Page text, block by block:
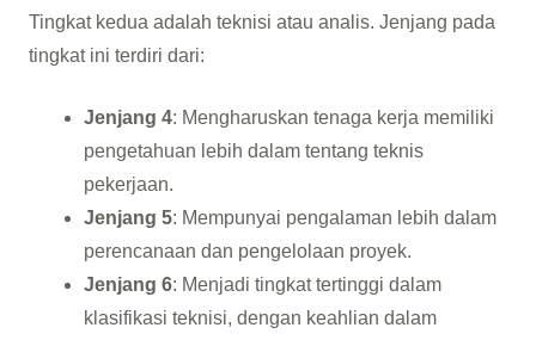
Tingkat kedua adalah teknisi atau analis. Jenjang pada
tingkat ini terdiri dari:
Jenjang 4: Mengharuskan tenaga kerja memiliki
pengetahuan lebih dalam tentang teknis
pekerjaan.
Jenjang 5: Mempunyai pengalaman lebih dalam
perencanaan dan pengelolaan proyek.
Jenjang 6: Menjadi tingkat tertinggi dalam
klasifikasi teknisi, dengan keahlian dalam